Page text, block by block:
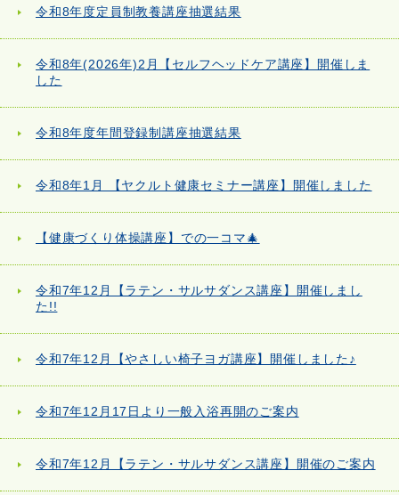
令和8年度定員制教養講座抽選結果
令和8年(2026年)2月【セルフヘッドケア講座】開催しま
した
令和8年度年間登録制講座抽選結果
令和8年1月 【ヤクルト健康セミナー講座】開催しました
【健康づくり体操講座】での一コマ🎄
令和7年12月【ラテン・サルサダンス講座】開催しまし
た!!
令和7年12月【やさしい椅子ヨガ講座】開催しました♪
令和7年12月17日より一般入浴再開のご案内
令和7年12月【ラテン・サルサダンス講座】開催のご案内